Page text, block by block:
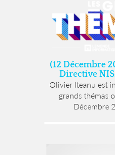
(12 Décembre
Directive
Olivier Iteanu est
grands thémas
Décembre